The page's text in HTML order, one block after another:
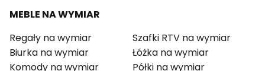
MEBLE NA WYMIAR
Regały na wymiar
Biurka na wymiar
Komody na wymiar
Szafki RTV na wymiar
Łóżka na wymiar
Półki na wymiar